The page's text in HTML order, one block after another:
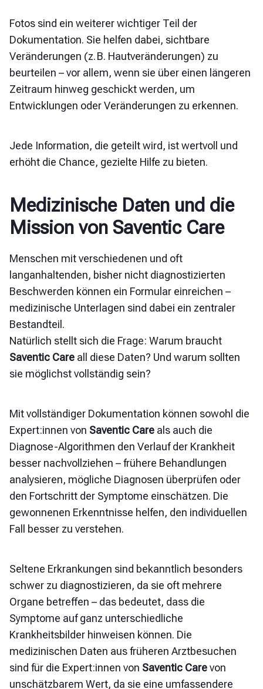
Fotos sind ein weiterer wichtiger Teil der
Dokumentation. Sie helfen dabei, sichtbare
Veränderungen (z. B. Hautveränderungen) zu
beurteilen – vor allem, wenn sie über einen längeren
Zeitraum hinweg geschickt werden, um
Entwicklungen oder Veränderungen zu erkennen.
Jede Information, die geteilt wird, ist wertvoll und
erhöht die Chance, gezielte Hilfe zu bieten.
Medizinische Daten und die
Mission von Saventic Care
Menschen mit verschiedenen und oft
langanhaltenden, bisher nicht diagnostizierten
Beschwerden können ein Formular einreichen –
medizinische Unterlagen sind dabei ein zentraler
Bestandteil.
Natürlich stellt sich die Frage: Warum braucht
Saventic Care all diese Daten? Und warum sollten
sie möglichst vollständig sein?
Mit vollständiger Dokumentation können sowohl die
Expert:innen von Saventic Care als auch die
Diagnose-Algorithmen den Verlauf der Krankheit
besser nachvollziehen – frühere Behandlungen
analysieren, mögliche Diagnosen überprüfen oder
den Fortschritt der Symptome einschätzen. Die
gewonnenen Erkenntnisse helfen, den individuellen
Fall besser zu verstehen.
Seltene Erkrankungen sind bekanntlich besonders
schwer zu diagnostizieren, da sie oft mehrere
Organe betreffen – das bedeutet, dass die
Symptome auf ganz unterschiedliche
Krankheitsbilder hinweisen können. Die
medizinischen Daten aus früheren Arztbesuchen
sind für die Expert:innen von Saventic Carevon
unschätzbarem Wert, da sie eine umfassendere